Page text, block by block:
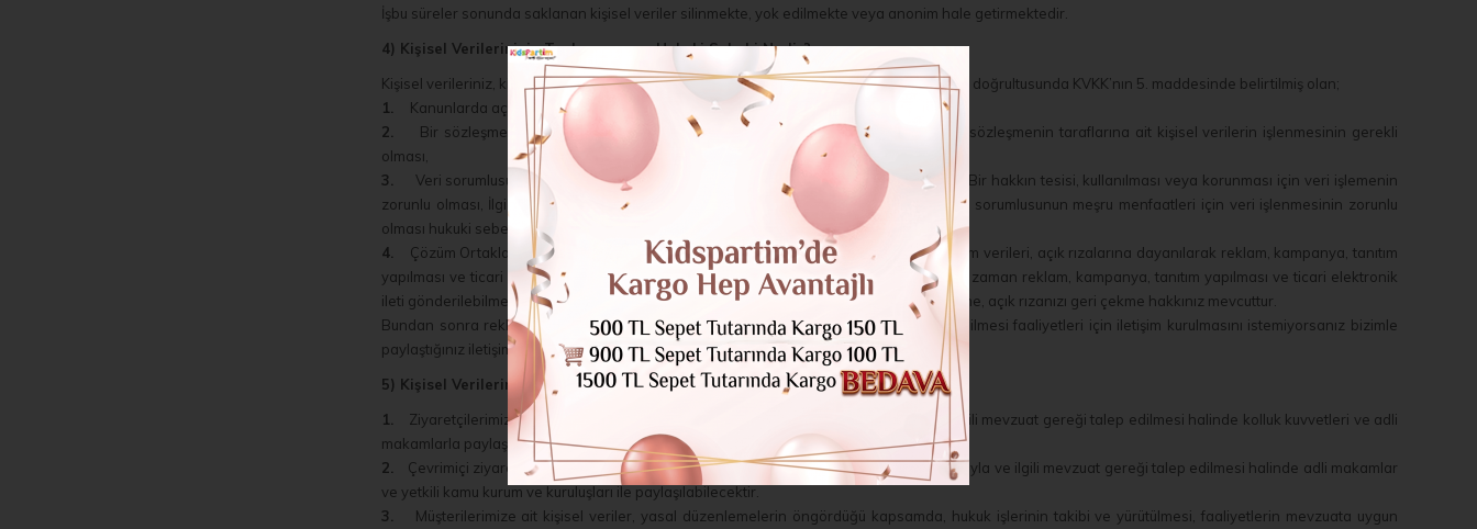
İşbu süreler sonunda saklanan kişisel veriler silinmekte, yok edilmekte veya anonim hale getirmektedir.
4) Kişisel Verilerinizin Toplanmasının Hukuki Sebebi Nedir?
Kişisel verileriniz, kidspartim tarafından; yukarıda açıklanan amaçların gerçekleştirilmesi doğrultusunda KVKK’nın 5. maddesinde belirtilmiş olan;
1.
Kanunlarda açıkça öngörülmesi,
2.
Bir sözleşmenin kurulması veya ifasıyla doğrudan doğruya ilgili olması kaydıyla; sözleşmenin taraflarına ait kişisel verilerin işlenmesinin gerekli
olması,
3.
Veri sorumlusunun hukuki yükümlülüğünü yerine getirebilmesi için zorunlu olması, Bir hakkın tesisi, kullanılması veya korunması için veri işlemenin
zorunlu olması, İlgili kişinin temel hak ve özgürlüklerine zarar vermemek kaydıyla, veri sorumlusunun meşru menfaatleri için veri işlenmesinin zorunlu
olması hukuki sebeplerine dayanılarak işlenmektedir.
4.
Çözüm Ortaklarımızın Müşterilerimizin ve Potansiyel Müşterilerimizin Kimlik ve iletişim verileri, açık rızalarına dayanılarak reklam, kampanya, tanıtım
yapılması ve ticari elektronik ileti gönderilebilmesi amaçlarıyla işlenecektir. Sizlerin her zaman reklam, kampanya, tanıtım yapılması ve ticari elektronik
ileti gönderilebilmesi faaliyetlerimiz konusunda iletişim kurulmasının durdurulmasını isteme, açık rızanızı geri çekme hakkınız mevcuttur.
Bundan sonra reklam, kampanya, tanıtım yapılması ve ticari elektronik ileti gönderilebilmesi faaliyetleri için iletişim kurulmasını istemiyorsanız bizimle
paylaştığınız iletişim bilgileri üzerinden iptal hakkınızı kullanabilirsiniz.
5) Kişisel Verilerinizi Üçüncü Bir Kişiye Aktarıyor Muyuz?
1.
Ziyaretçilerimize ait kişisel veriler, hukuki uyuşmazlıkların giderilmesi amacıyla ve ilgili mevzuat gereği talep edilmesi halinde kolluk kuvvetleri ve adli
makamlarla paylaşılabilecektir.
2.
Çevrimiçi ziyaretçilerimize ait kişisel veriler, hukuki uyuşmazlıkların giderilmesi amacıyla ve ilgili mevzuat gereği talep edilmesi halinde adli makamlar
ve yetkili kamu kurum ve kuruluşları ile paylaşılabilecektir.
3.
Müşterilerimize ait kişisel veriler, yasal düzenlemelerin öngördüğü kapsamda, hukuk işlerinin takibi ve yürütülmesi, faaliyetlerin mevzuata uygun